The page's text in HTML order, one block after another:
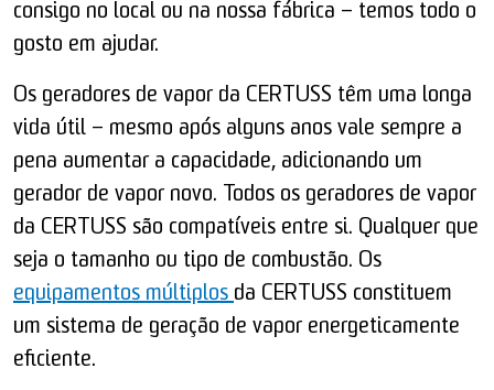
consigo no local ou na nossa fábrica – temos todo o
gosto em ajudar.
Os geradores de vapor da CERTUSS têm uma longa
vida útil – mesmo após alguns anos vale sempre a
pena aumentar a capacidade, adicionando um
gerador de vapor novo. Todos os geradores de vapor
da CERTUSS são compatíveis entre si. Qualquer que
seja o tamanho ou tipo de combustão. Os
equipamentos múltiplos da CERTUSS constituem
um sistema de geração de vapor energeticamente
eficiente.